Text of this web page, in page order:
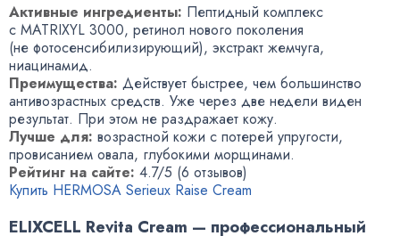
Активные ингредиенты: Пептидный комплекс
с MATRIXYL 3000, ретинол нового поколения
(не фотосенсибилизирующий), экстракт жемчуга,
ниацинамид.
Преимущества: Действует быстрее, чем большинство
антивозрастных средств. Уже через две недели виден
результат. При этом не раздражает кожу.
Лучше для: возрастной кожи с потерей упругости,
провисанием овала, глубокими морщинами.
Рейтинг на сайте: 4.7/5 (6 отзывов)
Купить HERMOSA Serieux Raise Cream
ELIXCELL Revita Cream — профессиональный